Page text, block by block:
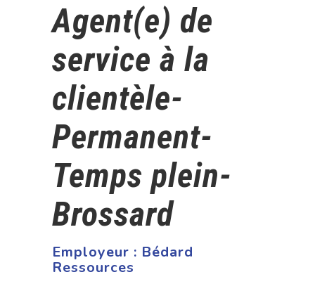
Agent(e) de
service à la
clientèle-
Permanent-
Temps plein-
Brossard
Employeur : Bédard
Ressources